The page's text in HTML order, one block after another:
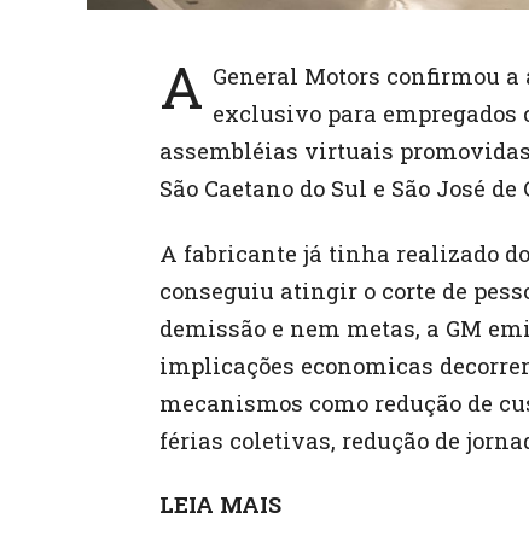
A General Motors confirmou a
exclusivo para
assembléias virtuais
São Caetano do Sul e São José de
A fabricante já tinha realizado
conseguiu atingir o corte de
demissão e nem metas, a GM
implicações economicas
mecanismos como redução de
férias coletivas, redução de
LEIA MAIS